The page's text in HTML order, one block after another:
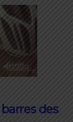
barres des